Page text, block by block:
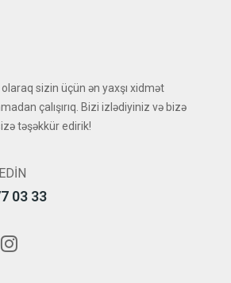
sizin üçün ən yaxşı xidmət
çalışırıq. Bizi izlədiyiniz və bizə
təşəkkür edirik!
03 33